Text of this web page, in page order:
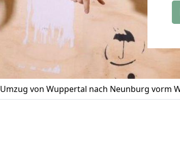
Umzug von Wuppertal nach Neunburg vorm